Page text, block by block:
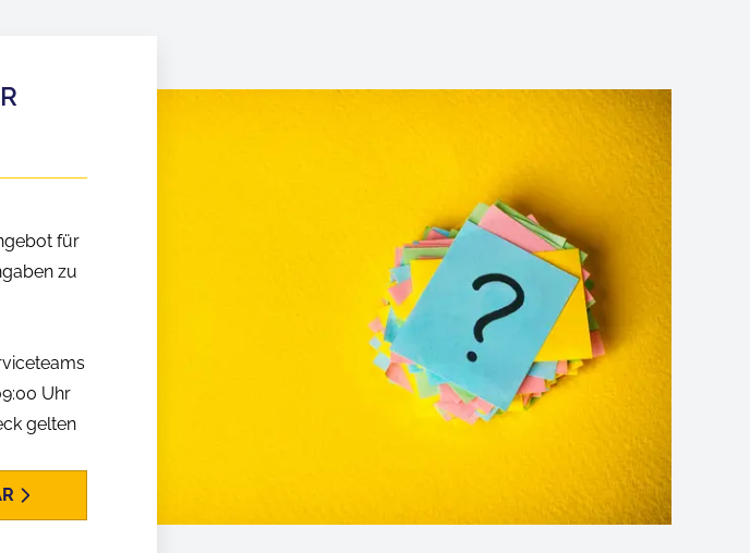
für
zu
Uhr
gelten